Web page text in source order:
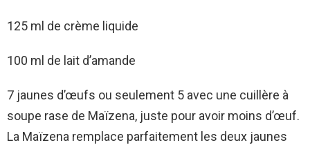
125 ml de crème liquide
100 ml de lait d’amande
7 jaunes d’œufs ou seulement 5 avec une cuillère à
soupe rase de Maïzena, juste pour avoir moins d’œuf.
La Maïzena remplace parfaitement les deux jaunes